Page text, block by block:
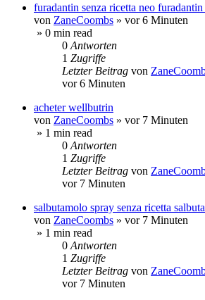
furadantin senza ricetta neo
von ZaneCoombs » vor 6 Minuten
» 0 min read
0 Antworten
1 Zugriffe
Letzter Beitrag von
vor 6 Minuten
acheter wellbutrin
von ZaneCoombs » vor 7 Minuten
» 1 min read
0 Antworten
1 Zugriffe
Letzter Beitrag von
vor 7 Minuten
salbutamolo spray senza ricetta
von ZaneCoombs » vor 7 Minuten
» 1 min read
0 Antworten
1 Zugriffe
Letzter Beitrag von
vor 7 Minuten